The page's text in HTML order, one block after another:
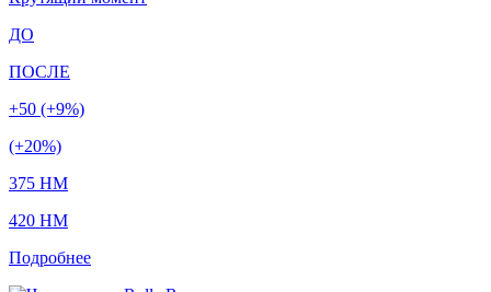
ДО
ПОСЛЕ
+50 (+9%)
(+20%)
375 HM
420 HM
Подробнее